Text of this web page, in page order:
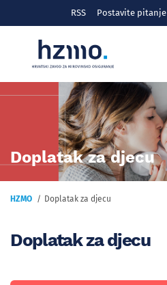
RSS Postavite pitanje
Doplatak za djecu
HZMO Doplatak za djecu
Doplatak za djecu